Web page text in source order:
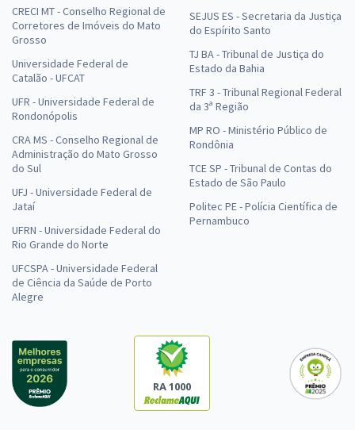
CRECI MT - Conselho Regional de
Corretores de Imóveis do Mato
Grosso
Universidade Federal de
Catalão - UFCAT
UFR - Universidade Federal de
Rondonópolis
CRA MS - Conselho Regional de
Administração do Mato Grosso
do Sul
UFJ - Universidade Federal de
Jataí
UFRN - Universidade Federal do
Rio Grande do Norte
UFCSPA - Universidade Federal
de Ciência da Saúde de Porto
Alegre
SEJUS ES - Secretaria da Justiça
do Espírito Santo
TJ BA - Tribunal de Justiça do
Estado da Bahia
TRF 3 - Tribunal Regional Federal
da 3ª Região
MP RO - Ministério Público de
Rondônia
TCE SP - Tribunal de Contas do
Estado de São Paulo
Politec PE - Polícia Científica de
Pernambuco
RA 1000